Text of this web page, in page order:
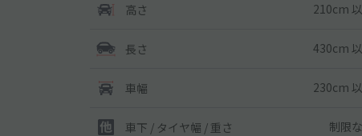
高さ 210cm
長さ 430cm
車幅 230cm
車下 / タイヤ幅 / 重さ 制限